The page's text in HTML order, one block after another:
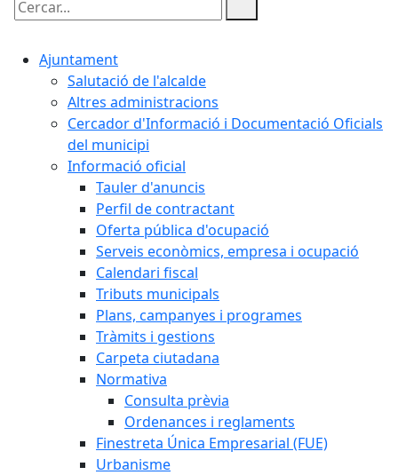
Cercar:
Ajuntament
Salutació de l'alcalde
Altres administracions
Cercador d'Informació i Documentació Oficials
del municipi
Informació oficial
Tauler d'anuncis
Perfil de contractant
Oferta pública d'ocupació
Serveis econòmics, empresa i ocupació
Calendari fiscal
Tributs municipals
Plans, campanyes i programes
Tràmits i gestions
Carpeta ciutadana
Normativa
Consulta prèvia
Ordenances i reglaments
Finestreta Única Empresarial (FUE)
Urbanisme